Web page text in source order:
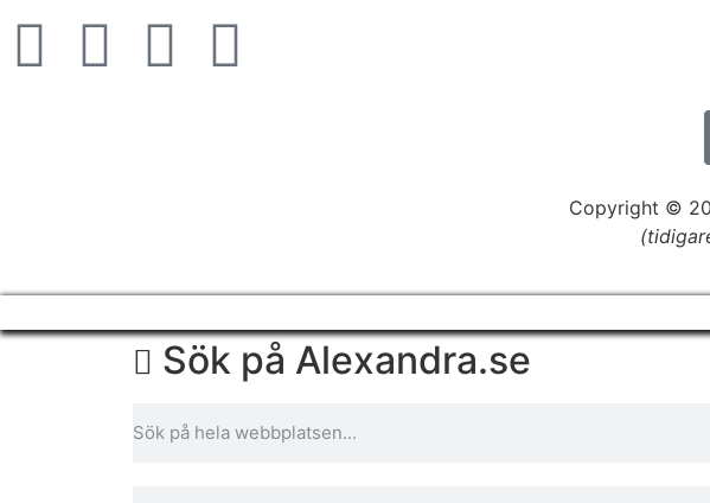
Copyright ©
Sök på Alexandra.se